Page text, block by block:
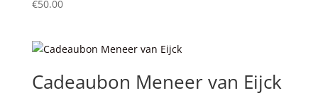
€50.00
Cadeaubon Meneer van Eijck